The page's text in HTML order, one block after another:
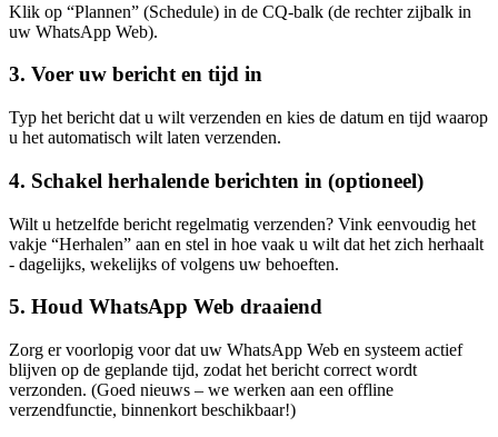
Klik op “Plannen” (Schedule) in de CQ-balk (de rechter zijbalk in
uw WhatsApp Web).
3. Voer uw bericht en tijd in
Typ het bericht dat u wilt verzenden en kies de datum en tijd waarop
u het automatisch wilt laten verzenden.
4. Schakel herhalende berichten in (optioneel)
Wilt u hetzelfde bericht regelmatig verzenden? Vink eenvoudig het
vakje “Herhalen” aan en stel in hoe vaak u wilt dat het zich herhaalt
- dagelijks, wekelijks of volgens uw behoeften.
5. Houd WhatsApp Web draaiend
Zorg er voorlopig voor dat uw WhatsApp Web en systeem actief
blijven op de geplande tijd, zodat het bericht correct wordt
verzonden. (Goed nieuws – we werken aan een offline
verzendfunctie, binnenkort beschikbaar!)